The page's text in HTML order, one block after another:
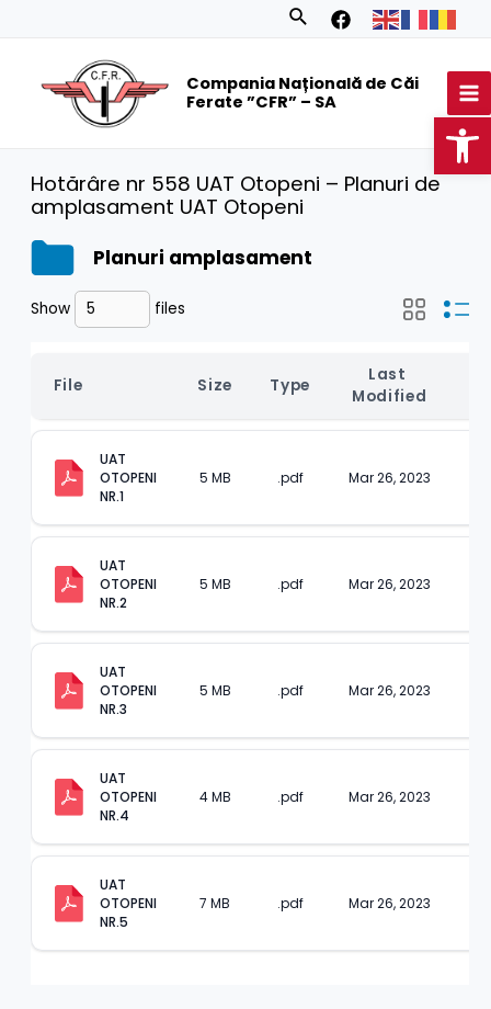
Search
Compania Națională de Căi
Ferate ”CFR” – SA
Hotărâre nr 558 UAT Otopeni – Planuri de
amplasament UAT Otopeni
Planuri amplasament
Show files
File Size Type
Last
Modified
UAT
OTOPENI
NR.1
5 MB .pdf Mar 26, 2023
UAT
OTOPENI
NR.2
5 MB .pdf Mar 26, 2023
UAT
OTOPENI
NR.3
5 MB .pdf Mar 26, 2023
UAT
OTOPENI
NR.4
4 MB .pdf Mar 26, 2023
UAT
OTOPENI
NR.5
7 MB .pdf Mar 26, 2023